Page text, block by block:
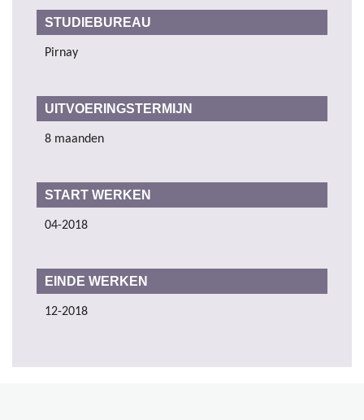
STUDIEBUREAU
Pirnay
UITVOERINGSTERMIJN
8 maanden
START WERKEN
04-2018
EINDE WERKEN
12-2018